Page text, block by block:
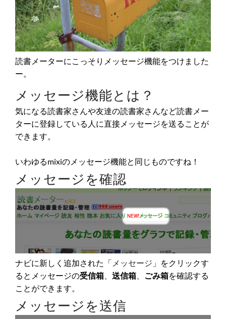
読書メーターにこっそりメッセージ機能をつけました
ー。
メッセージ機能とは？
気になる読書家さんや友達の読書家さんなど読書メー
ターに登録している人に直接メッセージを送ることが
できます。
いわゆるmixiのメッセージ機能と同じものですね！
メッセージを確認
ナビに新しく追加された「 メッセージ 」をクリックす
るとメッセージの受信箱 送信箱 ごみ箱を確認する
ことができます。
メッセージを送信